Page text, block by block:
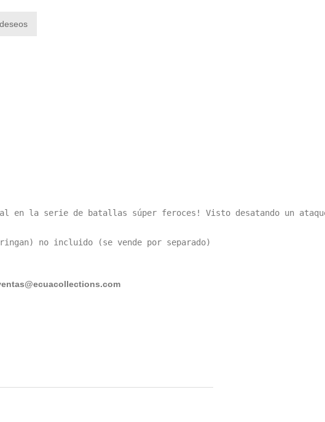
en la serie de batallas súper feroces! Visto desatando un
no incluido (se vende por separado)